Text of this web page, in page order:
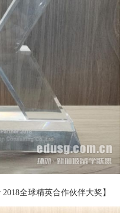
全球精英合作伙伴大奖】